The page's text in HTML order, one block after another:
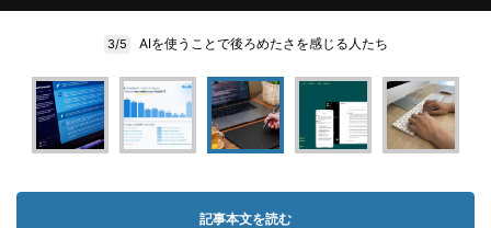
3/5 AIを使うことで後ろめたさを感じる人たち
記事本文を読む